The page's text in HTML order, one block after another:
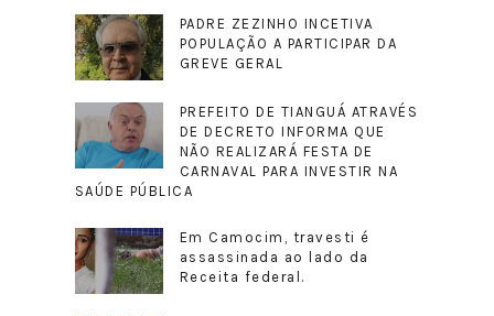
PADRE ZEZINHO INCETIVA
POPULAÇÃO A PARTICIPAR DA
GREVE GERAL
PREFEITO DE TIANGUÁ ATRAVÉS
DE DECRETO INFORMA QUE
NÃO REALIZARÁ FESTA DE
CARNAVAL PARA INVESTIR NA
SAÚDE PÚBLICA
Em Camocim, travesti é
assassinada ao lado da
Receita federal.